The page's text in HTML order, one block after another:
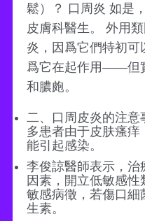
鬆）？ 口周炎 如是
皮膚科醫生。 外用
炎，因爲它們特初
爲它在起作用——但
和膿皰。
二、口周皮炎的
多患者由于皮肤瘙
能引起感染。
李俊諒醫師表示，治
因素，開立低敏感
敏感病徵，若傷口
生素。